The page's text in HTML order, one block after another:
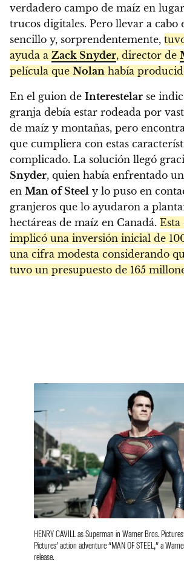
verdadero campo de maíz en
trucos digitales. Pero llevar a cabo
sencillo y, sorprendentemente,
ayuda a Zack Snyder, director de
película que Nolan había
En el guion de Interestelar se
granja debía estar rodeada por
de maíz y montañas, pero
que cumpliera con estas
complicado. La solución llegó
Snyder, quien había enfrentado
en Man of Steel y lo puso en
granjeros que lo ayudaron a
hectáreas de maíz en Canadá. Esta
implicó una inversión inicial de
una cifra modesta considerando
tuvo un presupuesto de 165
HENRY CAVILL as Superman in Warner Bros.
Pictures’ action adventure “MAN OF STEEL,” a
release.